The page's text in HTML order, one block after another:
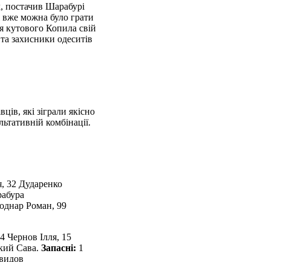
Шарабурі
вже можна було грати
кутового Копила свій
захисники одеситів
які зіграли якісно
комбінації.
32 Дударенко
Роман, 99
Чернов Ілля, 15
Сава. Запасні: 1